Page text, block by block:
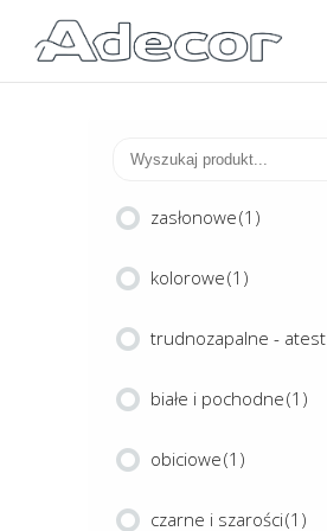
zasłonowe(1)
kolorowe(1)
trudnozapalne - atest
białe i pochodne(1)
obiciowe(1)
czarne i szarości(1)